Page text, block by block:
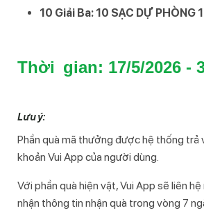
10 Giải Ba: 10 SẠC DỰ PHÒNG
Thời  gian: 17/5/2026 -
Lưu ý:
Phần quà mã thưởng được hệ thống trả
khoản Vui App của người dùng.
Với phần quà hiện vật, Vui App sẽ liên
nhận thông tin nhận quà trong vòng 7